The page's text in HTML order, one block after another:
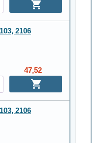
2106
47,52
2106